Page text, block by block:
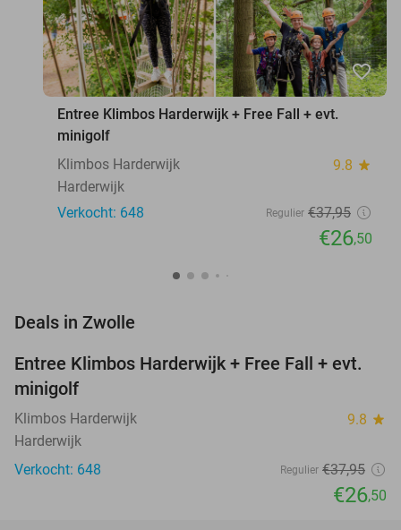
favorite_border
Entree Klimbos Harderwijk + Free Fall + evt.
minigolf
Klimbos Harderwijk
9.8 star
Harderwijk
Verkocht: 648
Regulier €37,95
€26,50
Deals in Zwolle
30%
Entree Klimbos Harderwijk + Free Fall + evt.
minigolf
Klimbos Harderwijk 9.8 star
Harderwijk
Verkocht: 648
Regulier €37,95
€26,50